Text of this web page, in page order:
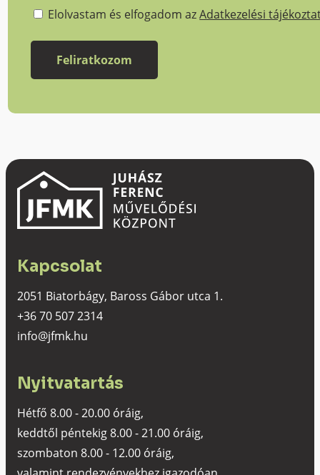
Elolvastam és elfogadom azAdatkezelési
Kapcsolat
2051 Biatorbágy, Baross Gábor utca 1.
+36 70 507 2314
info@jfmk.hu
Nyitvatartás
Hétfő 8.00 - 20.00 óráig,
keddtől péntekig 8.00 - 21.00 óráig,
szombaton 8.00 - 12.00 óráig,